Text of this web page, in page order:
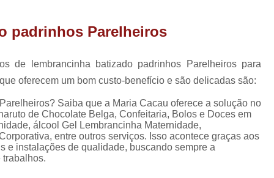
Lembrancinhas Casamento
Lembrancinhas de Casamento Baratas
Lembrancinhas de
Lembrancinhas de Casamento para
Lembrancinhas de Casamento
Lembrancinhas para Padrinhos de
padrinhos Parelheiros
de lembrancinha batizado padrinhos Parelheiros para
oferecem um bom custo-benefício e são delicadas são:
Saiba que a Maria Cacau oferece a solução no
de Chocolate Belga, Confeitaria, Bolos e Doces em
álcool Gel Lembrancinha Maternidade,
entre outros serviços. Isso acontece graças aos
e instalações de qualidade, buscando sempre a
trabalhos.